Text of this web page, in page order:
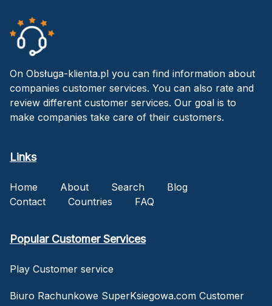
On Obsługa-klienta.pl you can find information about
companies customer services. You can also rate and
review different customer services. Our goal is to
make companies take care of their customers.
Links
Home About Search
Blog
Contact
Countries FAQ
Popular Customer Services
Play Customer service
Biuro Rachunkowe SuperKsiegowa.com Customer